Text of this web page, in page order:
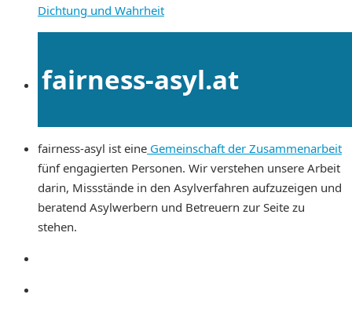
Dichtung und Wahrheit
fairness-asyl.at
fairness-asyl ist eine Gemeinschaft der Zusammenarbeit
fünf engagierten Personen. Wir verstehen unsere Arbeit
darin, Missstände in den Asylverfahren aufzuzeigen und
beratend Asylwerbern und Betreuern zur Seite zu
stehen.